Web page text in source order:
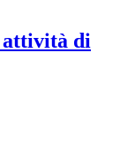
attività di